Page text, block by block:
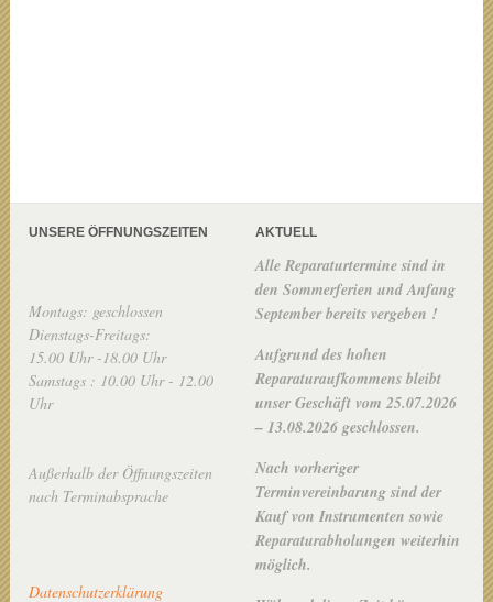
UNSERE ÖFFNUNGSZEITEN
Montags: geschlossen
Dienstags-Freitags:
15.00 Uhr -18.00 Uhr
Samstags : 10.00 Uhr - 12.00
Uhr
Außerhalb der Öffnungszeiten
nach Terminabsprache
Datenschutzerklärung
AKTUELL
Alle Reparaturtermine sind in
den Sommerferien und Anfang
September bereits vergeben !
Aufgrund des hohen
Reparaturaufkommens bleibt
unser Geschäft vom 25.07.2026
– 13.08.2026 geschlossen.
Nach vorheriger
Terminvereinbarung sind der
Kauf von Instrumenten sowie
Reparaturabholungen weiterhin
möglich.